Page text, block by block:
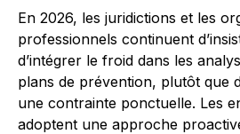
En 2026, les juridictions et les
professionnels continuent
d’intégrer le froid dans les
plans de prévention, plutôt que
une contrainte ponctuelle. Les
adoptent une approche